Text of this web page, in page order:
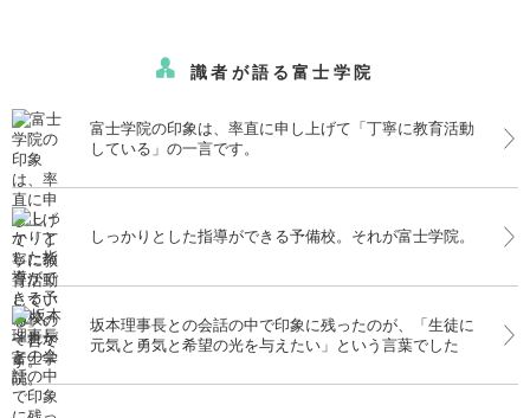
識者が語る富士学院
富士学院の印象は、率直に申し上げて「丁寧に教育活動
している」の一言です。
しっかりとした指導ができる予備校。それが富士学院。
坂本理事長との会話の中で印象に残ったのが、「生徒に
元気と勇気と希望の光を与えたい」という言葉でした